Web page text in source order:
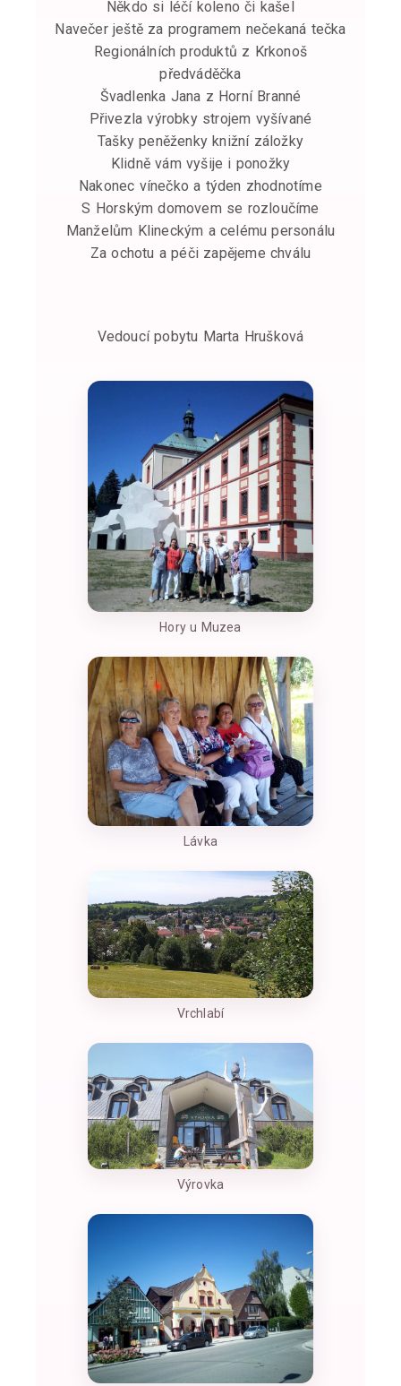
Někdo si léčí koleno či kašel
Navečer ještě za programem nečekaná tečka
Regionálních produktů z Krkonoš
předváděčka
Švadlenka Jana z Horní Branné
Přivezla výrobky strojem vyšívané
Tašky peněženky knižní záložky
Klidně vám vyšije i ponožky
Nakonec vínečko a týden zhodnotíme
S Horským domovem se rozloučíme
Manželům Klineckým a celému personálu
Za ochotu a péči zapějeme chválu
Vedoucí pobytu Marta Hrušková
Hory u Muzea
Lávka
Vrchlabí
Výrovka